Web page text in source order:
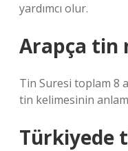
yardımcı olur.
Arapça tin
Tin Suresi toplam 8
tin kelimesinin
Türkiyede